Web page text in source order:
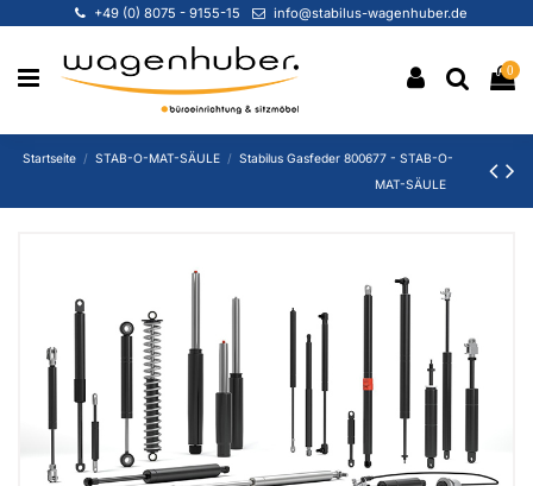
+49 (0) 8075 - 9155-15 info@stabilus-wagenhuber.de
0
Startseite STAB-O-MAT-SÄULE
Stabilus Gasfeder 800677 - STAB-O-
MAT-SÄULE